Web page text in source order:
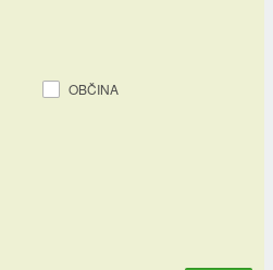
OBČINA